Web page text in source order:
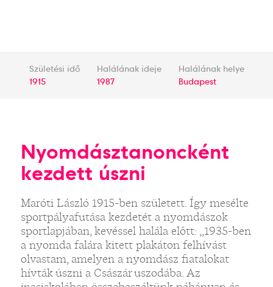
Születési idő
1915
Halálának ideje
1987
Halálának helye
Budapest
Nyomdásztanoncként
kezdett úszni
Maróti László 1915-ben született. Így mesélte
sportpályafutása kezdetét a nyomdászok
sportlapjában, kevéssel halála előtt: „1935-ben
a nyomda falára kitett plakáton felhívást
olvastam, amelyen a nyomdász fiatalokat
hívták úszni a Császár uszodába. Az